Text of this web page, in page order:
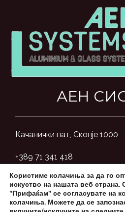
АЕН
Качанички пат, Скопје 1000
+389 71 341 418
aensystemsmk@gmail.com
Користиме колачиња за да го
искуство на нашата веб страна.
"Прифаќам" се согласувате на
колачиња. Можете да се